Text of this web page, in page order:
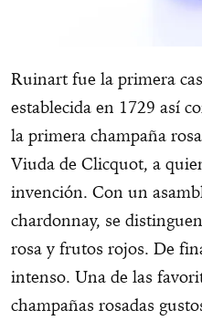
Ruinart fue la primera
establecida en 1729 así
la primera champaña
Viuda de Clicquot, a
invención. Con un
chardonnay, se
rosa y frutos rojos. De
intenso. Una de las
champañas rosadas